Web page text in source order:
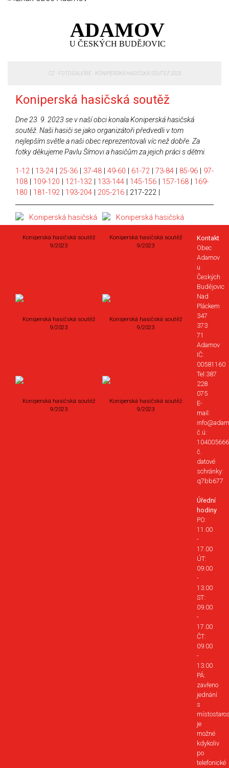
ADAMOV
U ČESKÝCH BUDĚJOVIC
CZ- FOTOGALERIE - KONIPERSKÁ HASIČSKÁ SOUTĚŽ 2023
Koniperská hasičská soutěž
Dne 23. 9. 2023 se v naší obci konala Koniperská hasičská
soutěž. Naši hasiči se jako organizátoři předvedli v tom
nejlepším světle a naši obec reprezentovali víc než dobře. Za
fotky děkujeme Pavlu Šímovi a hasičům za jejich práci s dětmi.
1-12 13-24 25-36 37-48 49-60 61-72 73-84 85-96
97-
108
109-120 121-132 133-144 145-156 157-168
169-
180
181-192 193-204 205-216 217-222
Koniperská hasičská soutěž
9/2023
Koniperská hasičská soutěž
9/2023
Koniperská hasičská soutěž
9/2023
Koniperská hasičská soutěž
9/2023
Koniperská hasičská soutěž
9/2023
Koniperská hasičská soutěž
9/2023
Kontakt
Obec
Adamov
u
Českých
Budějovic
Nad
Pláckem
347
373
71
Adamov
IČ:
00581160
Tel:387
228
075
E-
mail:
č.ú:
č.
datové
schránky:
q7bb677
Úřední
hodiny
PO:
11.00
-
17.00
ÚT:
09.00
-
13.00
ST:
09.00
-
17.00
ČT:
09.00
-
13.00
PÁ:
zavřeno
jednání
s
je
možné
kdykoliv
po
telefonické